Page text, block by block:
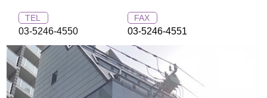
TEL
03-5246-4550
FAX
03-5246-4551